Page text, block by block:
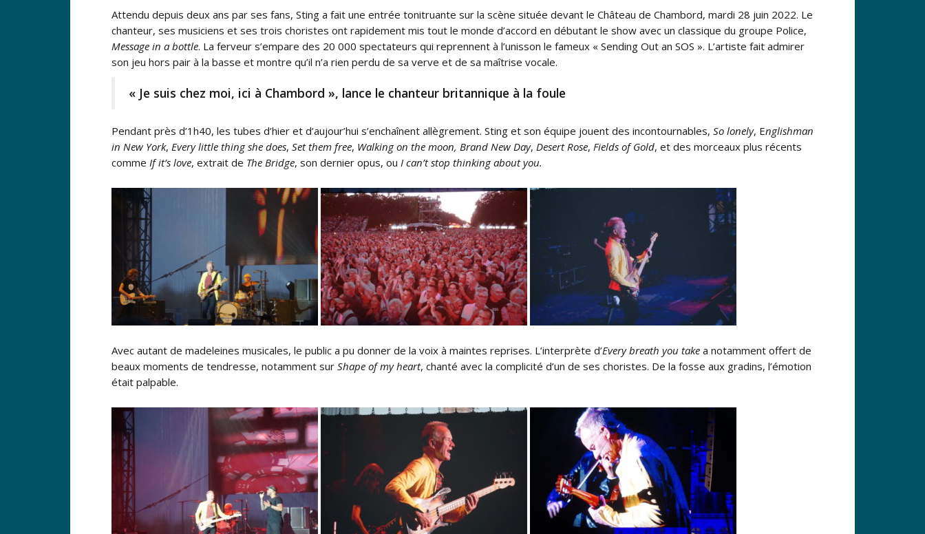
Attendu depuis deux ans par ses fans, Sting a fait une entrée tonitruante sur la scène située devant le Château de Chambord, mardi 28 juin 2022. Le
chanteur, ses musiciens et ses trois choristes ont rapidement mis tout le monde d’accord en débutant le show avec un classique du groupe Police,
Message in a bottle. La ferveur s’empare des 20 000 spectateurs qui reprennent à l’unisson le fameux « Sending Out an SOS ». L’artiste fait admirer
son jeu hors pair à la basse et montre qu’il n’a rien perdu de sa verve et de sa maîtrise vocale.
« Je suis chez moi, ici à Chambord », lance le chanteur britannique à la foule
Pendant près d’1h40, les tubes d’hier et d’aujour’hui s’enchaînent allègrement. Sting et son équipe jouent des incontournables, So lonely, Englishman
in New York, Every little thing she does, Set them free, Walking on the moon, Brand New Day, Desert Rose, Fields of Gold, et des morceaux plus récents
comme If it’s love, extrait de The Bridge, son dernier opus, ou I can’t stop thinking about you.
Avec autant de madeleines musicales, le public a pu donner de la voix à maintes reprises. L’interprète d’Every breath you take a notamment offert de
beaux moments de tendresse, notamment sur Shape of my heart, chanté avec la complicité d’un de ses choristes. De la fosse aux gradins, l’émotion
était palpable.